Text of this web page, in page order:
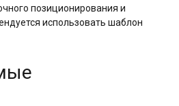
позиционирования и
использовать шаблон